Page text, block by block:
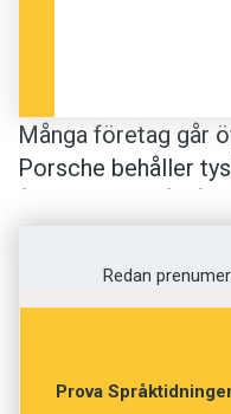
Många företag går
Porsche behåller
Redan
Prova